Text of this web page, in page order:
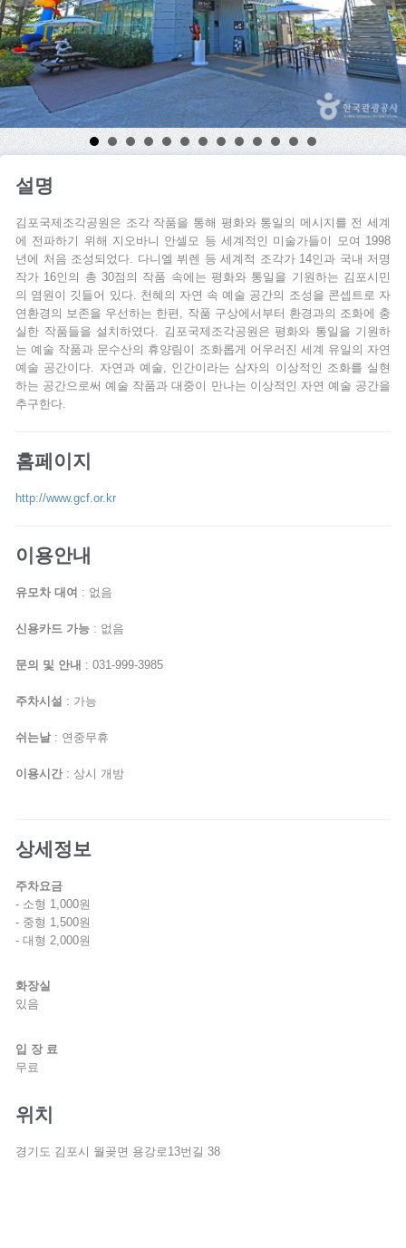
설명
김포국제조각공원은 조각 작품을 통해 평화와 통일의 메시지를 전 세계
에 전파하기 위해 지오바니 안셀모 등 세계적인 미술가들이 모여 1998
년에 처음 조성되었다. 다니엘 뷔렌 등 세계적 조각가 14인과 국내 저명
작가 16인의 총 30점의 작품 속에는 평화와 통일을 기원하는 김포시민
의 염원이 깃들어 있다. 천혜의 자연 속 예술 공간의 조성을 콘셉트로 자
연환경의 보존을 우선하는 한편, 작품 구상에서부터 환경과의 조화에 충
실한 작품들을 설치하였다. 김포국제조각공원은 평화와 통일을 기원하
는 예술 작품과 문수산의 휴양림이 조화롭게 어우러진 세계 유일의 자연
예술 공간이다. 자연과 예술, 인간이라는 삼자의 이상적인 조화를 실현
하는 공간으로써 예술 작품과 대중이 만나는 이상적인 자연 예술 공간을
추구한다.
홈페이지
http://www.gcf.or.kr
이용안내
유모차 대여 : 없음
신용카드 가능 : 없음
문의 및 안내 : 031-999-3985
주차시설 : 가능
쉬는날 : 연중무휴
이용시간 : 상시 개방
상세정보
주차요금
- 소형 1,000원
- 중형 1,500원
- 대형 2,000원
화장실
있음
입 장 료
무료
위치
경기도 김포시 월곶면 용강로13번길 38